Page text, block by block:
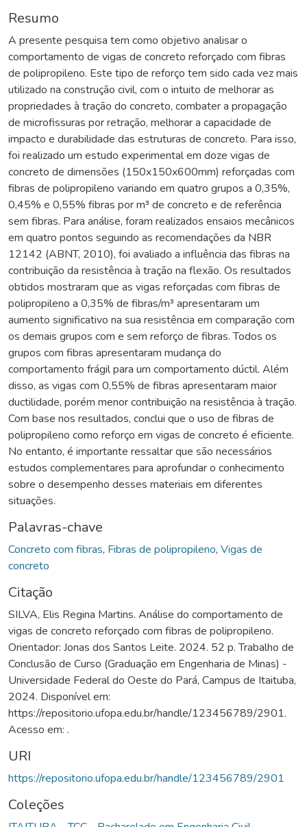
Resumo
A presente pesquisa tem como objetivo analisar o
comportamento de vigas de concreto reforçado com fibras
de polipropileno. Este tipo de reforço tem sido cada vez mais
utilizado na construção civil, com o intuito de melhorar as
propriedades à tração do concreto, combater a propagação
de microfissuras por retração, melhorar a capacidade de
impacto e durabilidade das estruturas de concreto. Para isso,
foi realizado um estudo experimental em doze vigas de
concreto de dimensões (150x150x600mm) reforçadas com
fibras de polipropileno variando em quatro grupos a 0,35%,
0,45% e 0,55% fibras por m³ de concreto e de referência
sem fibras. Para análise, foram realizados ensaios mecânicos
em quatro pontos seguindo as recomendações da NBR
12142 (ABNT, 2010), foi avaliado a influência das fibras na
contribuição da resistência à tração na flexão. Os resultados
obtidos mostraram que as vigas reforçadas com fibras de
polipropileno a 0,35% de fibras/m³ apresentaram um
aumento significativo na sua resistência em comparação com
os demais grupos com e sem reforço de fibras. Todos os
grupos com fibras apresentaram mudança do
comportamento frágil para um comportamento dúctil. Além
disso, as vigas com 0,55% de fibras apresentaram maior
ductilidade, porém menor contribuição na resistência à tração.
Com base nos resultados, conclui que o uso de fibras de
polipropileno como reforço em vigas de concreto é eficiente.
No entanto, é importante ressaltar que são necessários
estudos complementares para aprofundar o conhecimento
sobre o desempenho desses materiais em diferentes
situações.
Palavras-chave
Concreto com fibras, Fibras de polipropileno, Vigas de
concreto
Citação
SILVA, Elis Regina Martins. Análise do comportamento de
vigas de concreto reforçado com fibras de polipropileno.
Orientador: Jonas dos Santos Leite. 2024. 52 p. Trabalho de
Conclusão de Curso (Graduação em Engenharia de Minas) -
Universidade Federal do Oeste do Pará, Campus de Itaituba,
2024. Disponível em:
https://repositorio.ufopa.edu.br/handle/123456789/2901.
Acesso em: .
URI
https://repositorio.ufopa.edu.br/handle/123456789/2901
Coleções